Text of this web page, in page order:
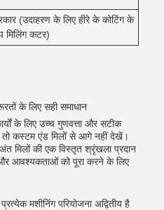
(उदाहरण के लिए हीरे के कोटिंग के
मिलिंग कटर)
के लिए सही समाधान
के लिए उच्च गुणवत्ता और सटीक
कस्टम एंड मिलों से आगे नहीं देखें।
मिलों की एक विस्तृत श्रृंखला प्रदान
आवश्यकताओं को पूरा करने के लिए
मशीनिंग परियोजना अद्वितीय है